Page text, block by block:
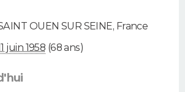
OUEN SUR SEINE, France
juin 1958 (68 ans)